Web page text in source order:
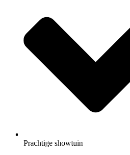
Prachtige showtuin